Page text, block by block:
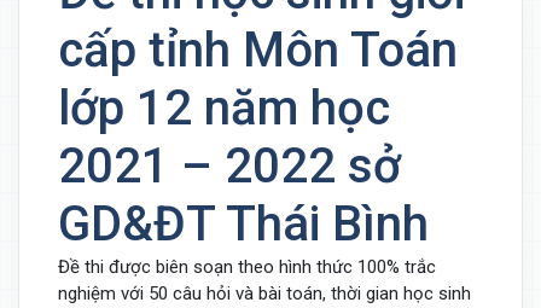
cấp tỉnh Môn Toán
lớp 12 năm học
2021 – 2022 sở
GD&ĐT Thái Bình
Đề thi được biên soạn theo hình thức 100% trắc
nghiệm với 50 câu hỏi và bài toán, thời gian học sinh